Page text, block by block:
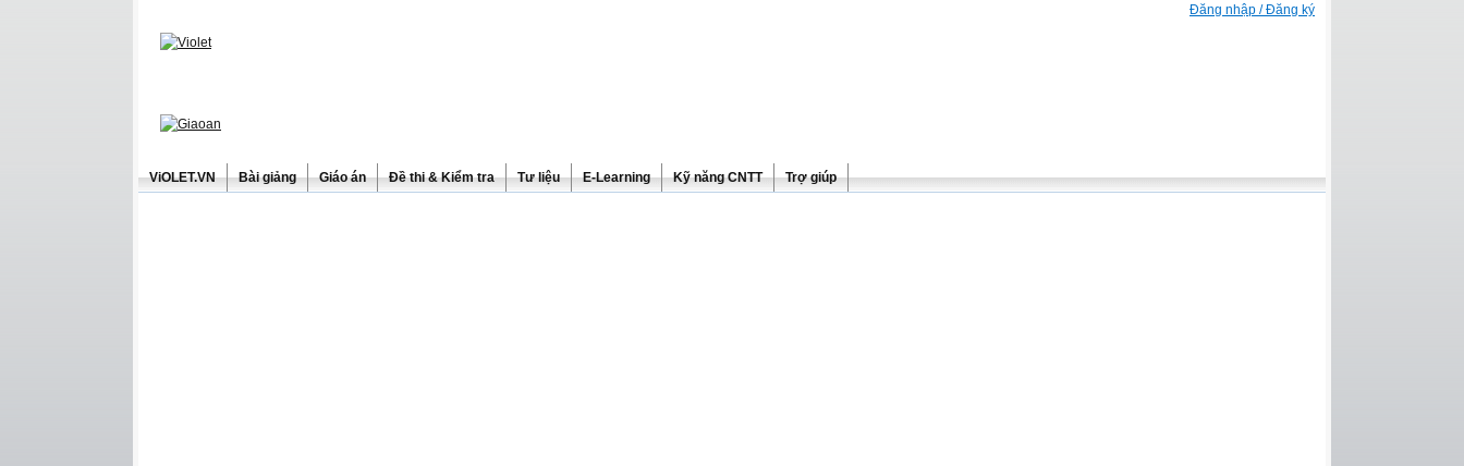
Đăng nhập / Đăng ký
ViOLET.VN Bài giảng Giáo án Đề thi & Kiểm tra Tư liệu E-Learning Kỹ năng CNTT Trợ giúp